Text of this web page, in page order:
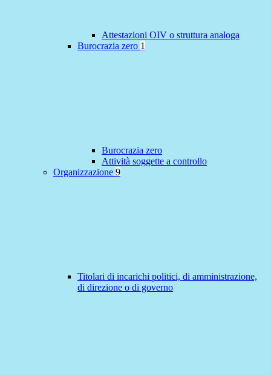
Attestazioni OIV o struttura analoga
Burocrazia zero 1
Burocrazia zero
Attività soggette a controllo
Organizzazione 9
Titolari di incarichi politici, di amministrazione,
di direzione o di governo